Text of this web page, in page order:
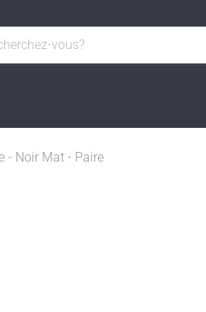
- Noir Mat - Paire